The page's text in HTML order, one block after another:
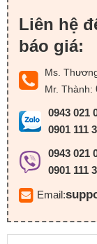
Liên hệ
báo giá:
Ms.
Mr. Thành:
0943 021
0901 111
0943 021
0901 111
Email: